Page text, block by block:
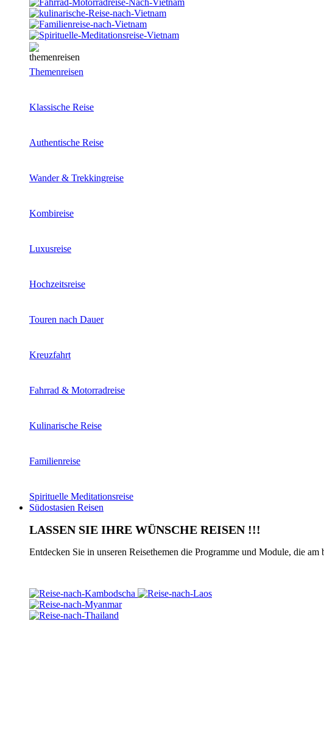
Themenreisen
Klassische Reise
Authentische Reise
Wander & Trekkingreise
Kombireise
Luxusreise
Hochzeitsreise
Touren nach Dauer
Kreuzfahrt
Fahrrad & Motorradreise
Kulinarische Reise
Familienreise
Spirituelle Meditationsreise
Südostasien Reisen
LASSEN SIE IHRE WÜNSCHE REISEN !!!
Entdecken Sie in unseren Reisethemen die Programme und Module, die